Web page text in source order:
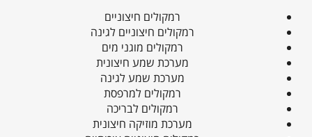
רמקולים חיצוניים
רמקולים חיצוניים לגינה
רמקולים מוגני מים
מערכת שמע חיצונית
מערכת שמע לגינה
רמקולים למרפסת
רמקולים לבריכה
מערכת מוזיקה חיצונית